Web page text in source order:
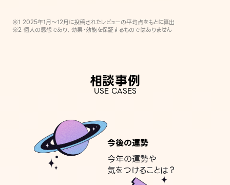
※1 2025年1月〜12月に投稿されたレビューの平均点をもとに算出
※2 個人の感想であり、効果・効能を保証するものではありません
相談事例
USE CASES
今後の運勢
今年の運勢や
気をつけることは？